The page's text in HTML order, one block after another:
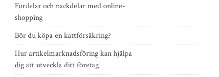
Fördelar och nackdelar med online-
shopping
Bör du köpa en kattförsäkring?
Hur artikelmarknadsföring kan hjälpa
dig att utveckla ditt företag